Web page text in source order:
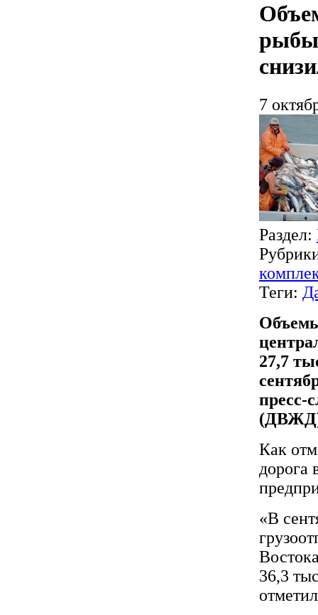
рыбы
7
Раздел:
Теги:
27,7
пресс-
Как
дорога
«В
36,3